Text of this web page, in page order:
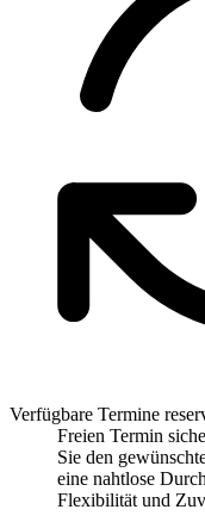
Verfügbare Termine
Freien Termin
Sie den
eine nahtlose
Flexibilität und